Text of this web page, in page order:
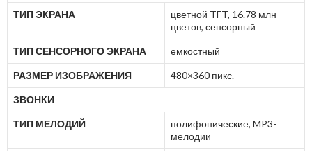
ТИП ЭКРАНА
цветной TFT, 16.78 млн
цветов, сенсорный
ТИП СЕНСОРНОГО ЭКРАНА емкостный
РАЗМЕР ИЗОБРАЖЕНИЯ 480×360 пикс.
ЗВОНКИ
ТИП МЕЛОДИЙ
полифонические, MP3-
мелодии